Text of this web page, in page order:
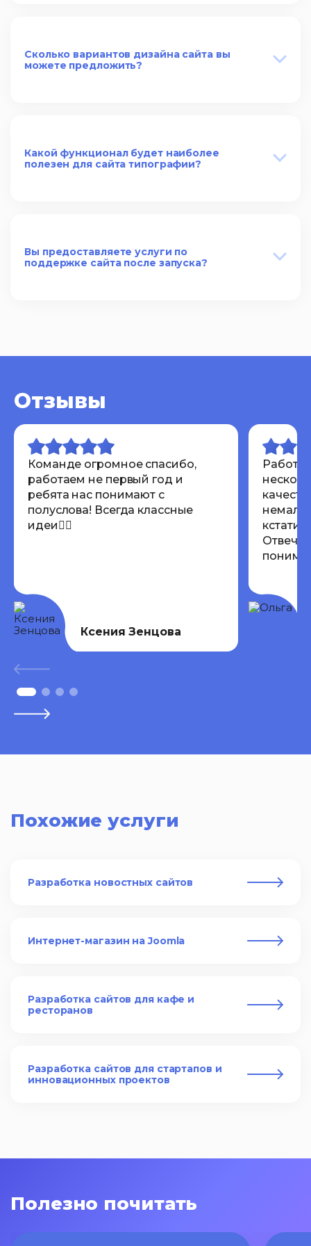
Сколько вариантов дизайна сайта вы
можете предложить?
Какой функционал будет наиболее
полезен для сайта типографии?
Вы предоставляете услуги по
поддержке сайта после запуска?
Отзывы
Команде огромное спасибо,
работаем не первый год и
ребята нас понимают с
полуслова! Всегда классные
идеи👍🏾
Ксения Зенцова
кстати
Похожие услуги
Разработка новостных сайтов
Интернет-магазин на Joomla
Разработка сайтов для кафе и
ресторанов
Разработка сайтов для стартапов и
инновационных проектов
Полезно почитать